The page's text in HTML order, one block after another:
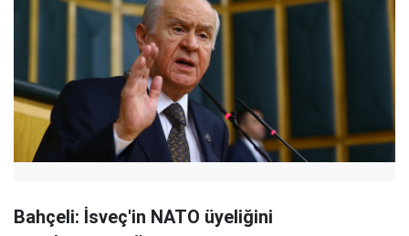
Bahçeli: İsveç'in NATO üyeliğini